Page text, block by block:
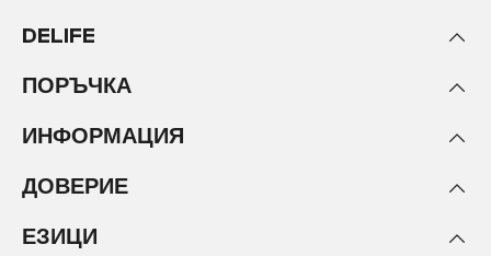
DELIFE
ПОРЪЧКА
ИНФОРМАЦИЯ
ДОВЕРИЕ
ЕЗИЦИ